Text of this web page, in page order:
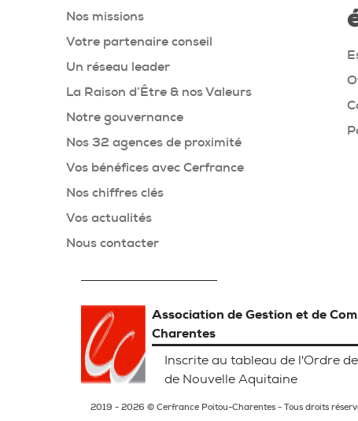
Nos missions
Votre partenaire conseil
Un réseau leader
La Raison d’Être & nos Valeurs
Notre gouvernance
Nos 32 agences de proximité
Vos bénéfices avec Cerfrance
Nos chiffres clés
Vos actualités
Nous contacter
Association de Gestion et de
Charentes
Inscrite au tableau de l'Ordre
de Nouvelle Aquitaine
2019 - 2026 © Cerfrance Poitou-Charentes - Tous droits